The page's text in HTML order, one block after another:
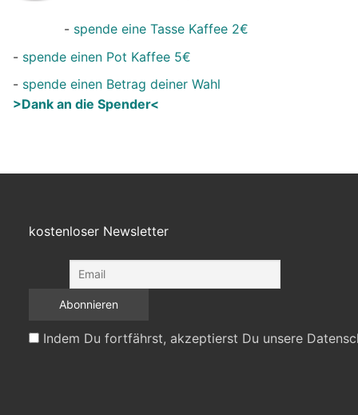
- spende eine Tasse Kaffee 2€
- spende einen Pot Kaffee 5€
- spende einen Betrag deiner Wahl
>Dank an die Spender<
kostenloser Newsletter
Indem Du fortfährst, akzeptierst Du unsere